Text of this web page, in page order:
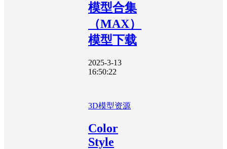
模型合集
（MAX）
模型下载
2025-3-13
16:50:22
3D模型资源
Color
Style